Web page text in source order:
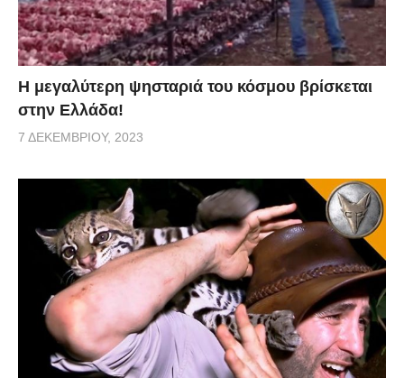
Η μεγαλύτερη ψησταριά του κόσμου βρίσκεται
στην Ελλάδα!
7 ΔΕΚΕΜΒΡΊΟΥ, 2023